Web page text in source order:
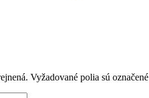
Vyžadované polia sú označené